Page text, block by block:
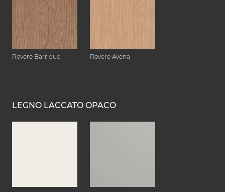
Rovere Barrique Rovere Avena
LEGNO LACCATO OPACO